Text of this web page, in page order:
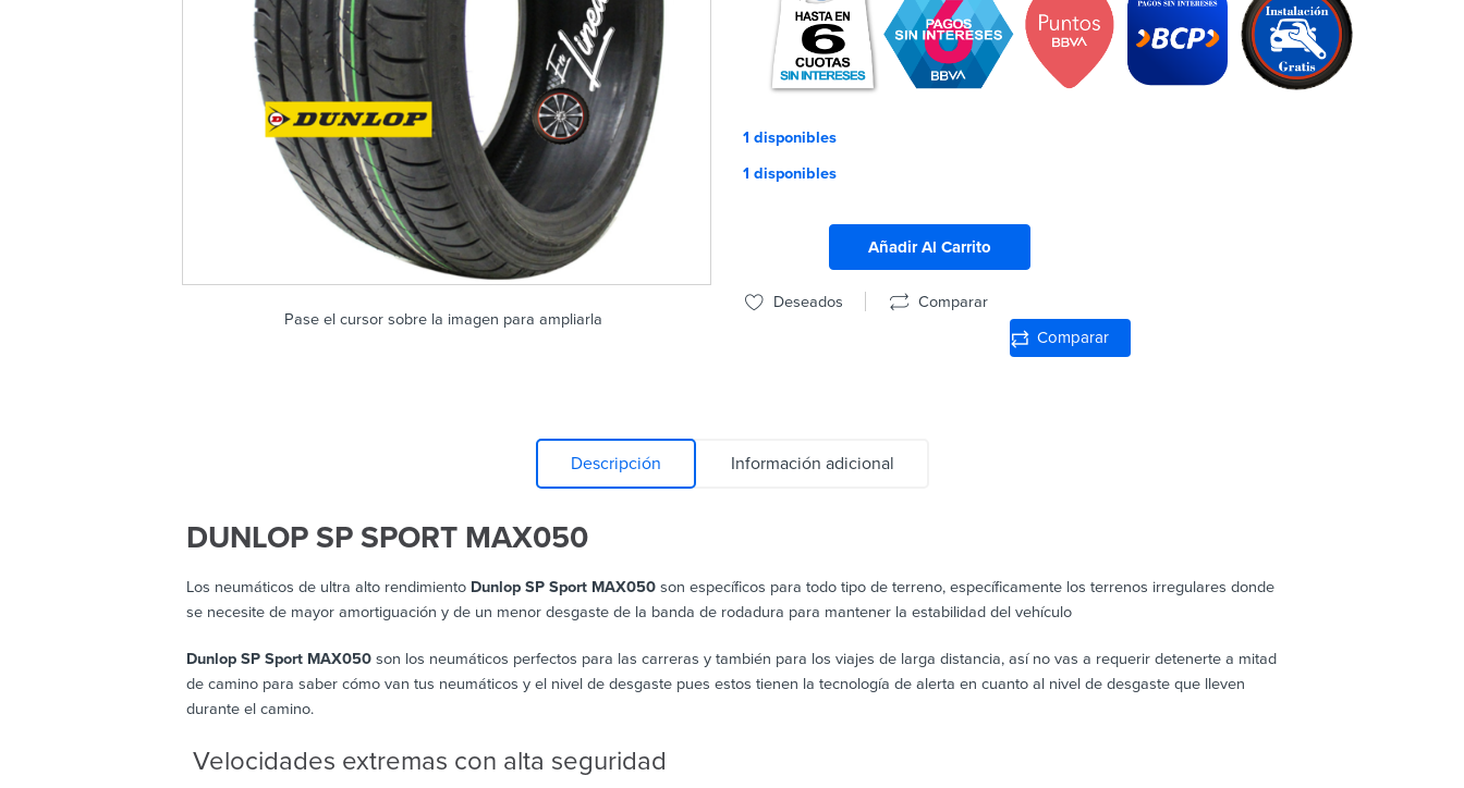
Pase el cursor sobre la imagen para ampliarla
1 disponibles
1 disponibles
Añadir Al Carrito
Deseados Comparar
Comparar
Descripción Información adicional
DUNLOP SP SPORT MAX050
Los neumáticos de ultra alto rendimiento Dunlop SP Sport MAX050son específicos para todo tipo de terreno, específicamente los terrenos irregulares donde
se necesite de mayor amortiguación y de un menor desgaste de la banda de rodadura para mantener la estabilidad del vehículo
Dunlop SP Sport MAX050son los neumáticos perfectos para las carreras y también para los viajes de larga distancia, así no vas a requerir detenerte a mitad
de camino para saber cómo van tus neumáticos y el nivel de desgaste pues estos tienen la tecnología de alerta en cuanto al nivel de desgaste que lleven
durante el camino.
Velocidades extremas con alta seguridad